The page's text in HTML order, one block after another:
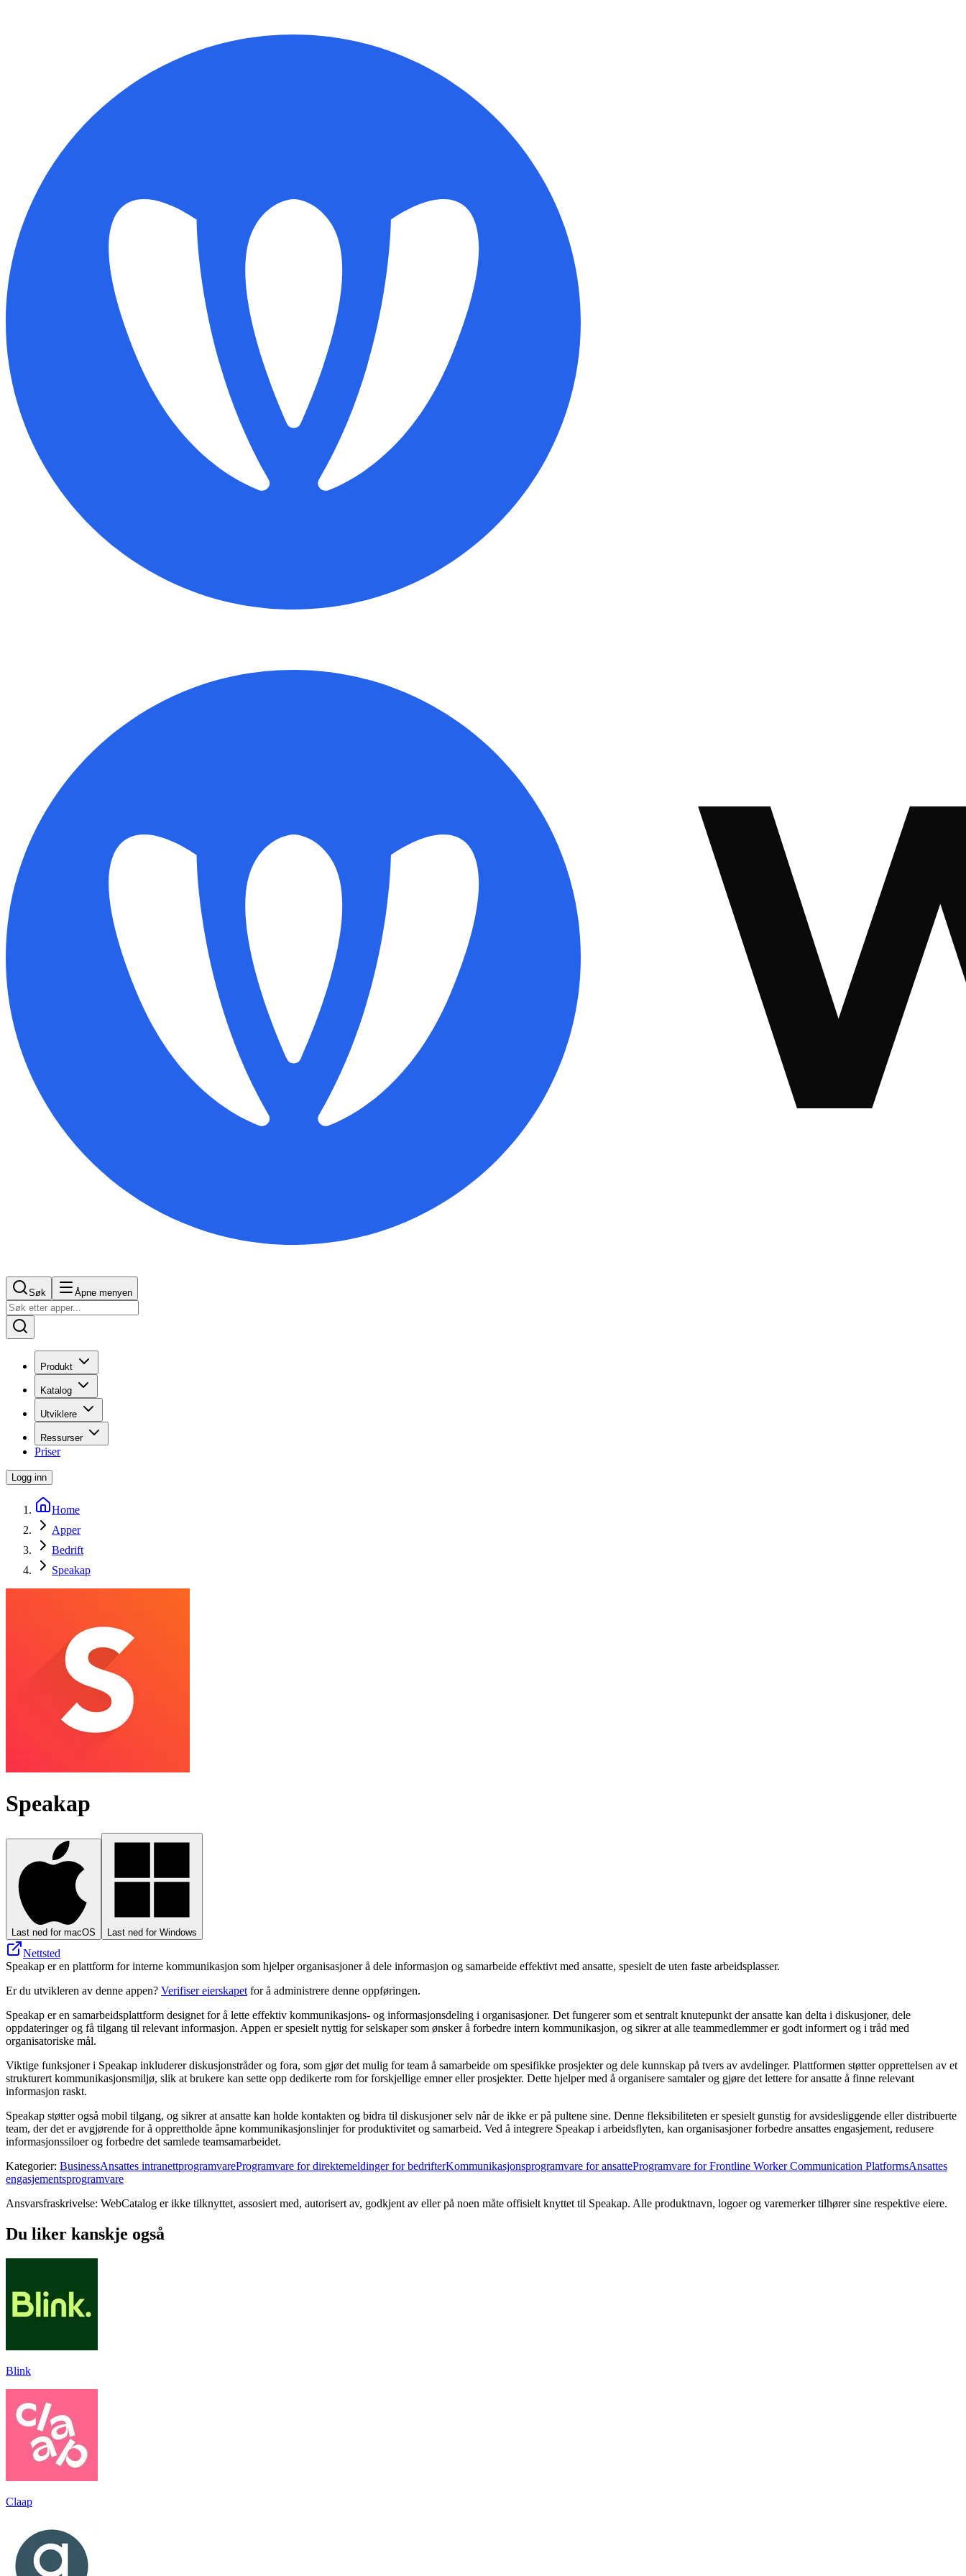
Søk Åpne menyen
Produkt
Katalog
Utviklere
Ressurser
Priser
Logg inn
Home
Apper
Bedrift
Speakap
Speakap
Last ned for macOS Last ned for Windows
Nettsted
Speakap er en plattform for interne kommunikasjon som hjelper organisasjoner å dele informasjon og samarbeide effektivt med ansatte, spesielt de uten faste arbeidsplasser.
Er du utvikleren av denne appen? Verifiser eierskapet for å administrere denne oppføringen.
Speakap er en samarbeidsplattform designet for å lette effektiv kommunikasjons- og informasjonsdeling i organisasjoner. Det fungerer som et sentralt knutepunkt der ansatte kan delta i diskusjoner, dele
oppdateringer og få tilgang til relevant informasjon. Appen er spesielt nyttig for selskaper som ønsker å forbedre intern kommunikasjon, og sikrer at alle teammedlemmer er godt informert og i tråd med
organisatoriske mål.
Viktige funksjoner i Speakap inkluderer diskusjonstråder og fora, som gjør det mulig for team å samarbeide om spesifikke prosjekter og dele kunnskap på tvers av avdelinger. Plattformen støtter opprettelsen av et
strukturert kommunikasjonsmiljø, slik at brukere kan sette opp dedikerte rom for forskjellige emner eller prosjekter. Dette hjelper med å organisere samtaler og gjøre det lettere for ansatte å finne relevant
informasjon raskt.
Speakap støtter også mobil tilgang, og sikrer at ansatte kan holde kontakten og bidra til diskusjoner selv når de ikke er på pultene sine. Denne fleksibiliteten er spesielt gunstig for avsidesliggende eller distribuerte
team, der det er avgjørende for å opprettholde åpne kommunikasjonslinjer for produktivitet og samarbeid. Ved å integrere Speakap i arbeidsflyten, kan organisasjoner forbedre ansattes engasjement, redusere
informasjonssiloer og forbedre det samlede teamsamarbeidet.
Kategorier: BusinessAnsattes intranettprogramvareProgramvare for direktemeldinger for bedrifterKommunikasjonsprogramvare for ansatteProgramvare for Frontline Worker Communication PlatformsAnsattes
engasjementsprogramvare
Ansvarsfraskrivelse: WebCatalog er ikke tilknyttet, assosiert med, autorisert av, godkjent av eller på noen måte offisielt knyttet til Speakap. Alle produktnavn, logoer og varemerker tilhører sine respektive eiere.
Du liker kanskje også
Blink
Claap